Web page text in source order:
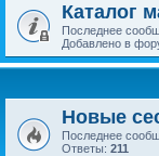
Каталог
Последнее
Добавлено в
Новые
Последнее
Ответы: 211